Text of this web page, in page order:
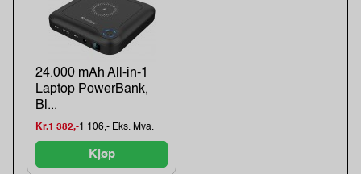
24.000 mAh All-in-1
Laptop PowerBank,
Bl...
Kr.1 382,-1 106,- Eks. Mva.
Kjøp